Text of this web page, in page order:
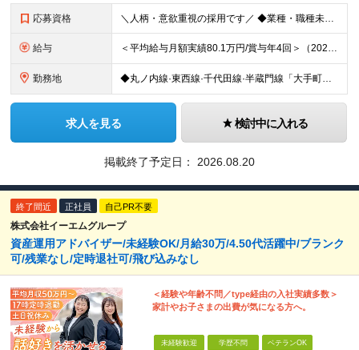
応募資格 ＼人柄・意欲重視の採用です／ ◆業種・職種未経験歓迎 ◆高卒以上 【こんな方は大歓迎】 □お客さまの想いにしっかりと寄り添える方 □責任感を持って行動できる方 □人のために動ける方 □成長意欲の高い
給与 ＜平均給与月額実績80.1万円/賞与年4回＞（2024年度の税込定例給与実績。賞与は除外。）/賞与年4回（個人業績による） 初任給月給20万から35万円（基本給10万円＋初期補給10万から25万円）
勤務地 ◆丸ノ内線·東西線·千代田線·半蔵門線「大手町駅」より徒歩3分 【南青山エイジェンシーオフィス】 東京都千代田区大手町1-1-3 大手センタービル22F
求人を見る 検討中に入れる
掲載終了予定日： 2026.08.20
終了間近 正社員 自己PR不要
株式会社イーエムグループ
資産運用アドバイザー/未経験OK/月給30万/4.50代活躍中/ブランク
可/残業なし/定時退社可/飛び込みなし
＜経験や年齢不問／type経由の入社実績多数＞
家計やお子さまの出費が気になる方へ。
未経験歓迎 学歴不問 ベテランOK